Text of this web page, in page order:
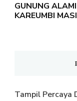
GUNUNG
KAREUMBI
Tampil Percaya